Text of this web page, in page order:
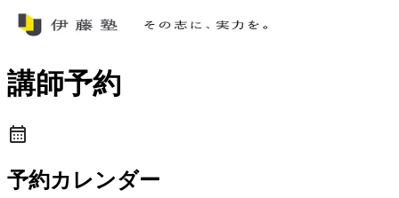
講師予約
予約カレンダー